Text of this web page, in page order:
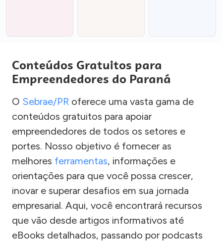
Conteúdos Gratuitos para
Empreendedores do Paraná
O Sebrae/PR oferece uma vasta gama de
conteúdos gratuitos para apoiar
empreendedores de todos os setores e
portes. Nosso objetivo é fornecer as
melhores ferramentas, informações e
orientações para que você possa crescer,
inovar e superar desafios em sua jornada
empresarial. Aqui, você encontrará recursos
que vão desde artigos informativos até
eBooks detalhados, passando por podcasts